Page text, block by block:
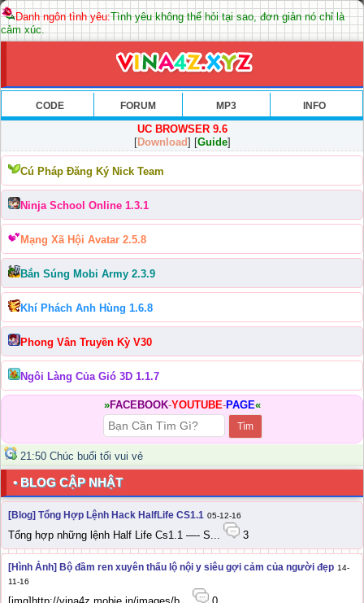
Danh ngôn tình yêu:Tình yêu không thể hỏi tại sao, đơn giản nó chỉ là
cảm xúc.
CODE FORUM MP3 INFO
UC BROWSER 9.6
[Download] [Guide]
Cú Pháp Đăng Ký Nick Team
Ninja School Online 1.3.1
Mạng Xã Hội Avatar 2.5.8
Bắn Súng Mobi Army 2.3.9
Khí Phách Anh Hùng 1.6.8
Phong Vân Truyền Kỳ V30
Ngôi Làng Của Gió 3D 1.1.7
»FACEBOOK-YOUTUBE-PAGE«
21:50 Chúc buổi tối vui vẻ
• BLOG CẬP NHẬT
[Blog] Tổng Hợp Lệnh Hack HalfLife CS1.1 05-12-16
Tổng hợp những lệnh Half Life Cs1.1 —- S... 3
[Hình Ảnh] Bộ đầm ren xuyên thấu lộ nội y siêu gợi cảm của người đẹp 14-
11-16